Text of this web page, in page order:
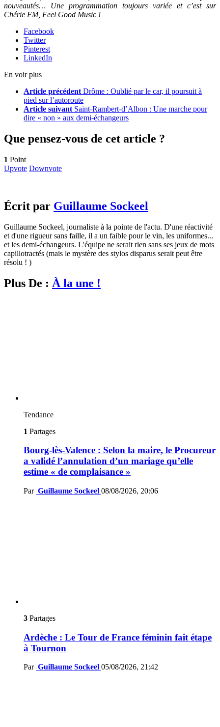
nouveautés… Une programmation toujours variée et c’est sur
Chérie FM, Feel Good Music !
Facebook
Twitter
Pinterest
LinkedIn
En voir plus
Article précédent Drôme : Oublié par le car, il poursuit à
pied sur l’autoroute
Article suivant Saint-Rambert-d’Albon : Une marche pour
dire « non » aux demi-échangeurs
Que pensez-vous de cet article ?
1 Point
Upvote Downvote
Écrit par Guillaume Sockeel
Guillaume Sockeel, journaliste à la pointe de l'actu. D'une réactivité
et d'une rigueur sans faille, il a un faible pour le vin, les uniformes...
et les demi-échangeurs. L'équipe ne serait rien sans ses jeux de mots
capillotractés (mais le mystère des stylos disparus serait peut être
résolu ! )
Plus De : À la une !
Tendance
1 Partages
Bourg-lès-Valence : Selon la maire, le Procureur
a validé l’annulation d’un mariage qu’elle
estime « de complaisance »
Par Guillaume Sockeel 08/08/2026, 20:06
3 Partages
Ardèche : Le Tour de France féminin fait étape
à Tournon
Par Guillaume Sockeel 05/08/2026, 21:42